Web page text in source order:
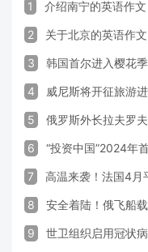
1 介绍南宁的英语作
2 关于北京的英语作
3 韩国首尔进入樱花季
4 威尼斯将开征旅游
5 俄罗斯外长拉夫罗
6 “投资中国”2024年
7 高温来袭！法国4月
8 安全着陆！俄飞船
9 世卫组织启用冠状